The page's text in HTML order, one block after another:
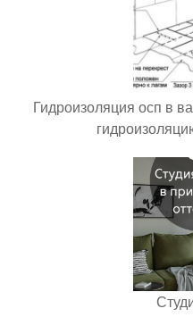
Гидроизоляция осп в